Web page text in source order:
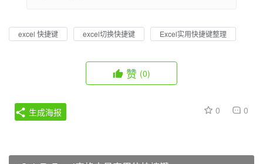
excel 快捷键 excel切换快捷键 Excel实用快捷键整理
赞 (0)
0 0
生成海报